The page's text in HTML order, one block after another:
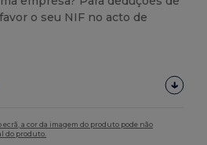
o seu NIF no acto de
ecrã, a cor da imagem do produto pode não
do produto.